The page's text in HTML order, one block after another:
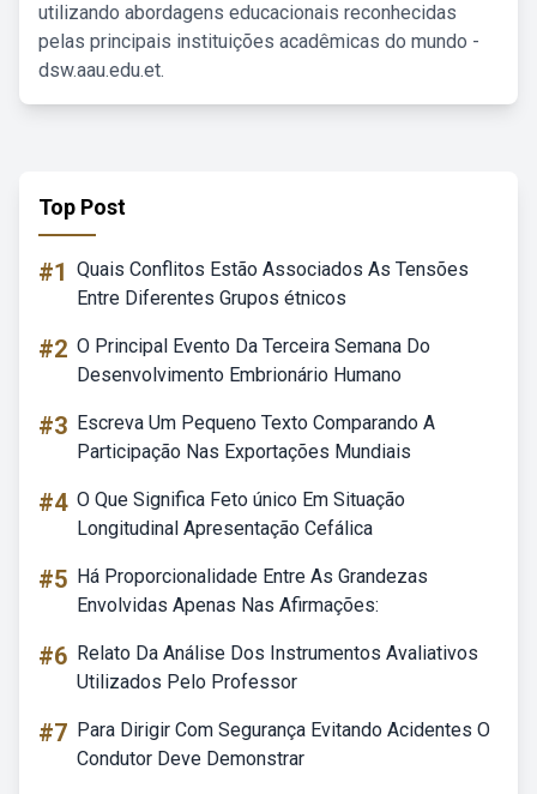
utilizando abordagens educacionais reconhecidas
pelas principais instituições acadêmicas do mundo -
dsw.aau.edu.et.
Top Post
#1 Quais Conflitos Estão Associados As Tensões
Entre Diferentes Grupos étnicos
#2 O Principal Evento Da Terceira Semana Do
Desenvolvimento Embrionário Humano
#3 Escreva Um Pequeno Texto Comparando A
Participação Nas Exportações Mundiais
#4 O Que Significa Feto único Em Situação
Longitudinal Apresentação Cefálica
#5 Há Proporcionalidade Entre As Grandezas
Envolvidas Apenas Nas Afirmações:
#6 Relato Da Análise Dos Instrumentos Avaliativos
Utilizados Pelo Professor
#7 Para Dirigir Com Segurança Evitando Acidentes O
Condutor Deve Demonstrar